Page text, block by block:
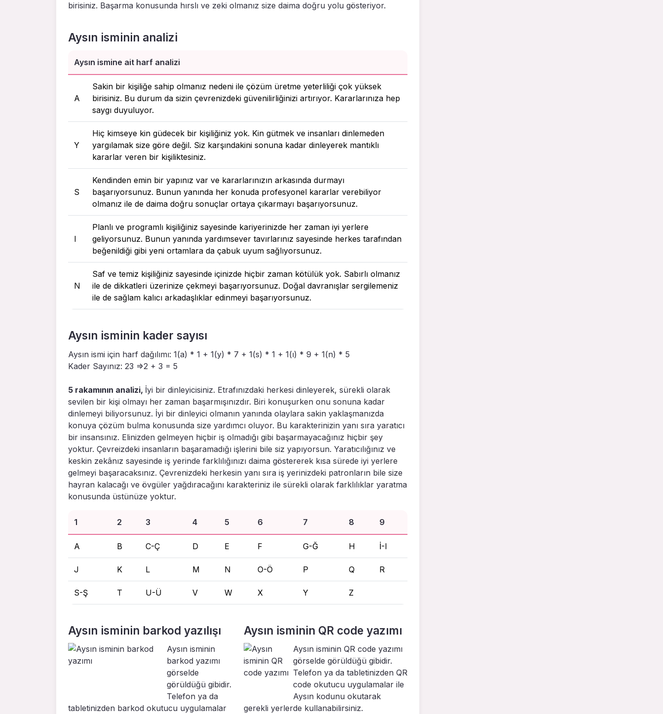
birisiniz. Başarma konusunda hırslı ve zeki olmanız size daima doğru yolu gösteriyor.
Aysın isminin analizi
Aysın ismine ait harf analizi
A
Sakin bir kişiliğe sahip olmanız nedeni ile çözüm üretme yeterliliği çok yüksek
birisiniz. Bu durum da sizin çevrenizdeki güvenilirliğinizi artırıyor. Kararlarınıza hep
saygı duyuluyor.
Y
Hiç kimseye kin güdecek bir kişiliğiniz yok. Kin gütmek ve insanları dinlemeden
yargılamak size göre değil. Siz karşındakini sonuna kadar dinleyerek mantıklı
kararlar veren bir kişiliktesiniz.
S
Kendinden emin bir yapınız var ve kararlarınızın arkasında durmayı
başarıyorsunuz. Bunun yanında her konuda profesyonel kararlar verebiliyor
olmanız ile de daima doğru sonuçlar ortaya çıkarmayı başarıyorsunuz.
I
Planlı ve programlı kişiliğiniz sayesinde kariyerinizde her zaman iyi yerlere
geliyorsunuz. Bunun yanında yardımsever tavırlarınız sayesinde herkes tarafından
beğenildiği gibi yeni ortamlara da çabuk uyum sağlıyorsunuz.
N
Saf ve temiz kişiliğiniz sayesinde içinizde hiçbir zaman kötülük yok. Sabırlı olmanız
ile de dikkatleri üzerinize çekmeyi başarıyorsunuz. Doğal davranışlar sergilemeniz
ile de sağlam kalıcı arkadaşlıklar edinmeyi başarıyorsunuz.
Aysın isminin kader sayısı
Aysın ismi için harf dağılımı: 1(a) * 1 + 1(y) * 7 + 1(s) * 1 + 1(ı) * 9 + 1(n) * 5
Kader Sayınız: 23 =>2 + 3 = 5
5 rakamının analizi, İyi bir dinleyicisiniz. Etrafınızdaki herkesi dinleyerek, sürekli olarak
sevilen bir kişi olmayı her zaman başarmışınızdır. Biri konuşurken onu sonuna kadar
dinlemeyi biliyorsunuz. İyi bir dinleyici olmanın yanında olaylara sakin yaklaşmanızda
konuya çözüm bulma konusunda size yardımcı oluyor. Bu karakterinizin yanı sıra yaratıcı
bir insansınız. Elinizden gelmeyen hiçbir iş olmadığı gibi başarmayacağınız hiçbir şey
yoktur. Çevreizdeki insanların başaramadığı işlerini bile siz yapıyorsun. Yaratıcılığınız ve
keskin zekânız sayesinde iş yerinde farklılığınızı daima göstererek kısa sürede iyi yerlere
gelmeyi başaracaksınız. Çevrenizdeki herkesin yanı sıra iş yerinizdeki patronların bile size
hayran kalacağı ve övgüler yağdıracağını karakteriniz ile sürekli olarak farklılıklar yaratma
konusunda üstünüze yoktur.
1 2 3 4 5 6 7 8 9
A B C-Ç D E F G-Ğ H İ-I
J K L M N O-Ö P Q R
S-Ş T U-Ü V W X Y Z
Aysın isminin barkod yazılışı
Aysın isminin
barkod yazımı
görselde
görüldüğü gibidir.
Telefon ya da
tabletinizden barkod okutucu uygulamalar
Aysın isminin QR code yazımı
Aysın isminin QR code yazımı
görselde görüldüğü gibidir.
Telefon ya da tabletinizden QR
code okutucu uygulamalar ile
Aysın kodunu okutarak
gerekli yerlerde kullanabilirsiniz.